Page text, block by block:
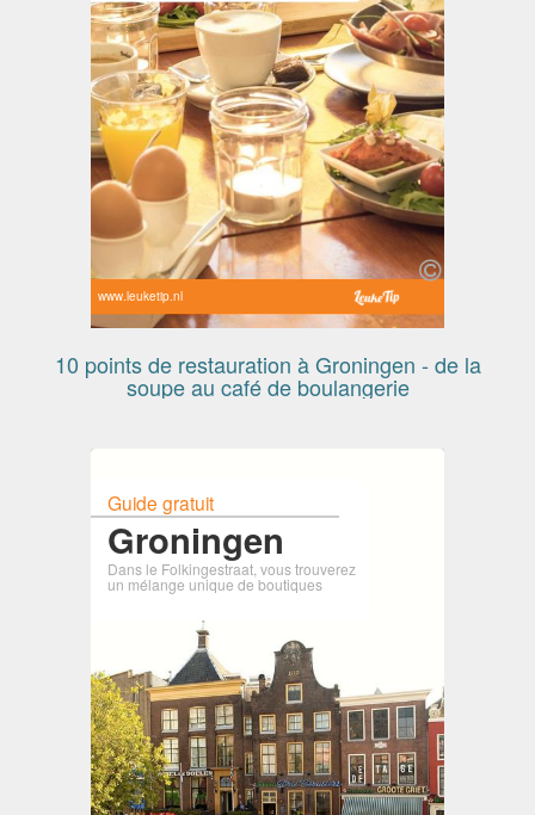
www.leuketip.nl
10 points de restauration à Groningen - de la
soupe au café de boulangerie
Guide gratuit
Groningen
Dans le Folkingestraat, vous trouverez
un mélange unique de boutiques